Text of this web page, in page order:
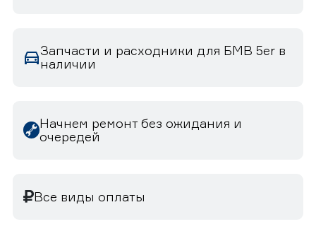
Запчасти и расходники для БМВ 5er в
наличии
Начнем ремонт без ожидания и
очередей
Все виды оплаты